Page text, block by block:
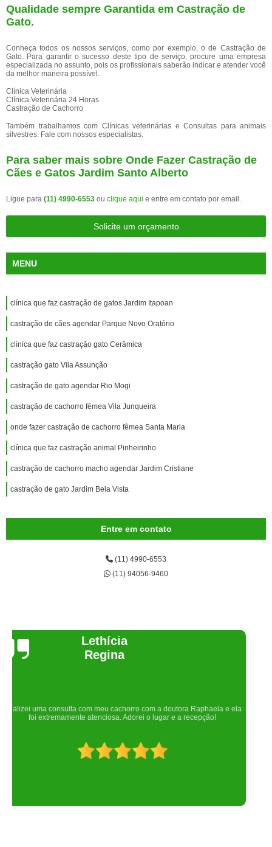
Qualidade sempre Garantida em Castração de
Gato.
Conheça todos os nossos serviços, como por exemplo, o de Castração de
Gato. Para garantir o sucesso deste tipo de serviço, procure uma empresa
especializada no assunto, pois os profissionais saberão indicar e atender você
da melhor maneira possível.
Clínica Veterinária
Clínica Veterinária 24 Horas
Castração de Cachorro
Também trabalhamos com Clínicas veterinárias e Consultas para animais
silvestres. Fale com nossos especialistas.
Para saber mais sobre Onde Fazer Castração de
Cães e Gatos Jardim Santo Alberto
Ligue para (11) 4990-6553 ou clique aqui e entre em contato por email.
Solicite um orçamento
MENU
clínica que faz castração de gatos Jardim Itapoan
castração de cães agendar Parque Novo Oratório
clínica que faz castração gato Cerâmica
castração gato Vila Assunção
castração de gato agendar Rio Mogi
castração de cachorro fêmea Vila Junqueira
onde fazer castração de cachorro fêmea Santa Maria
clínica que faz castração animal Pinheirinho
castração de cachorro macho agendar Jardim Cristiane
castração de gato Jardim Bela Vista
Entre em contato
(11) 4990-6553
(11) 94056-9460
Joelma Lilian
Um lugar maravilhoso. Sempre serei grata pelo que fizeram por nós!